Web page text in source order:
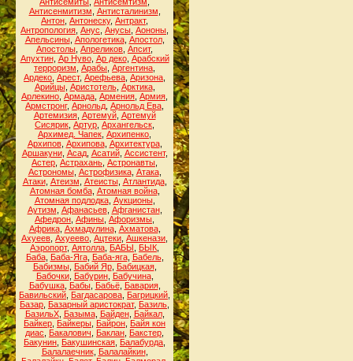
Антисенмитизм Антисталинизм
Антон Антонеску, Антракт,
Антропология Анус Анусы Аононы
Апельсины, Апологетика, Апостол,
Апостолы Апреликов Апсит,
Апухтин, Ар Нуво, Ар деко, Арабский
терроризм Арабы Аргентина
Ардеко Арест, Арефьева Аризона
Арийцы, Аристотель, Арктика,
Арлекино Армада Армения Армия
Армстронг, Арнольд Арнольд Ева
Артемизия, Артемуй, Артемуй
Сисярик Артур Архангельск
Архимед. Чапек Архипенко
Архипов, Архипова, Архитектура,
Аршакуни, Асад, Асатий, Ассистент,
Астер Астрахань Астронавты
Астрономы, Астрофизика, Атака,
Атаки, Атеизм Атеисты, Атлантида,
Атомная бомба, Атомная война,
Атомная подлодка, Аукционы,
Аутизм Афанасьев, Афганистан,
Афедрон Афины Афоризмы
Африка, Ахмадулина, Ахматова,
Ахуеев Ахуеево Ацтеки Ашкенази
Аэропорт, Аятолла БАБЫ БЫК
Баба, Баба-Яга, Баба-яга, Бабель,
Бабизмы, Бабий Яр, Бабицкая,
Бабочки, Бабурин, Бабучина,
Бабушка, Бабы, Бабьё, Бавария,
Бавильский Багдасарова Багрицкий
Базар Базарный аристократ, Базиль
БазильХ, Базыма, Байден, Байкал,
Байкер Байкеры Байрон Байя кон
диас
Бакалович Баклан Бакстер
Бакунин Бакушинская Балабурда
Балалаечник, Балалайкин,